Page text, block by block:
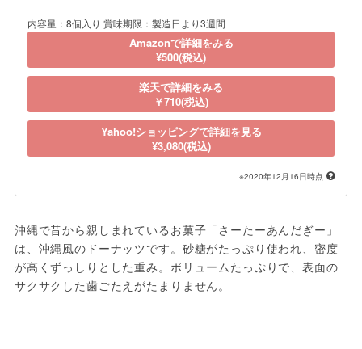
内容量：8個入り 賞味期限：製造日より3週間
Amazonで詳細をみる
¥500(税込)
楽天で詳細をみる
￥710(税込)
Yahoo!ショッピングで詳細を見る
¥3,080(税込)
※2020年12月16日時点
沖縄で昔から親しまれているお菓子「さーたーあんだぎー」
は、沖縄風のドーナッツです。砂糖がたっぷり使われ、密度
が高くずっしりとした重み。ボリュームたっぷりで、表面の
サクサクした歯ごたえがたまりません。